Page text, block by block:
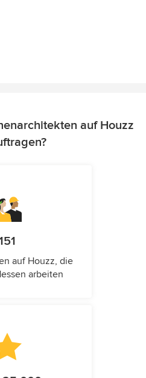
auf Houzz
auf Houzz, die
arbeiten